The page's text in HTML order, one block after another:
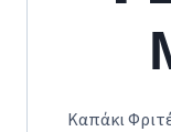
Καπάκι